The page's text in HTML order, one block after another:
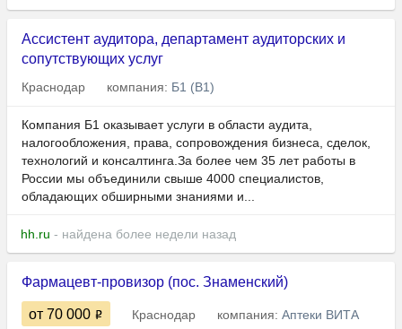
Ассистент аудитора, департамент аудиторских и
сопутствующих услуг
Краснодар компания: Б1 (B1)
Компания Б1 оказывает услуги в области аудита,
налогообложения, права, сопровождения бизнеса, сделок,
технологий и консалтинга.За более чем 35 лет работы в
России мы объединили свыше 4000 специалистов,
обладающих обширными знаниями и...
hh.ru - найдена более недели назад
Фармацевт-провизор (пос. Знаменский)
от 70 000 Краснодар компания: Аптеки ВИТА